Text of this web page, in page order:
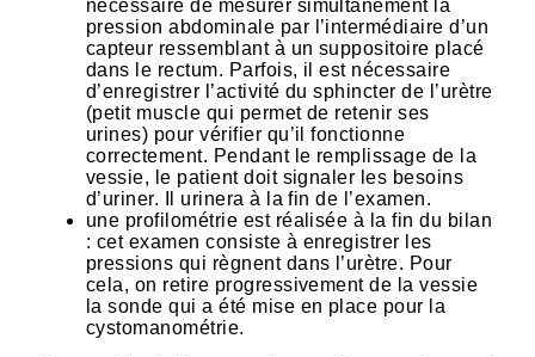
nécessaire de mesurer simultanément la
pression abdominale par l’intermédiaire d’un
capteur ressemblant à un suppositoire placé
dans le rectum. Parfois, il est nécessaire
d’enregistrer l’activité du sphincter de l’urètre
(petit muscle qui permet de retenir ses
urines) pour vérifier qu’il fonctionne
correctement. Pendant le remplissage de la
vessie, le patient doit signaler les besoins
d’uriner. Il urinera à la fin de l’examen.
une profilométrie est réalisée à la fin du bilan
: cet examen consiste à enregistrer les
pressions qui règnent dans l’urètre. Pour
cela, on retire progressivement de la vessie
la sonde qui a été mise en place pour la
cystomanométrie.